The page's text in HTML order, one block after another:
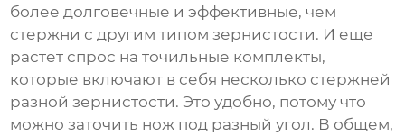
более долговечные и эффективные, чем
стержни с другим типом зернистости. И еще
растет спрос на точильные комплекты,
которые включают в себя несколько стержней
разной зернистости. Это удобно, потому что
можно заточить нож под разный угол. В общем,